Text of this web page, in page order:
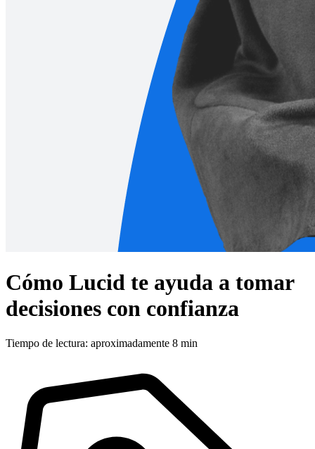
Cómo Lucid te ayuda a tomar
decisiones con confianza
Tiempo de lectura: aproximadamente 8 min